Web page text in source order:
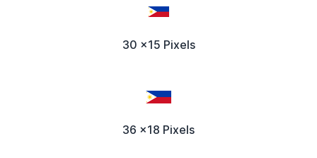
30 x15 Pixels
36 x18 Pixels